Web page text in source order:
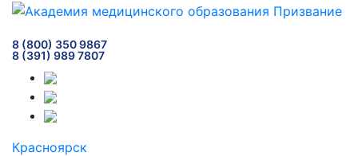
8 (800) 350 9867
8 (391) 989 7807
Красноярск